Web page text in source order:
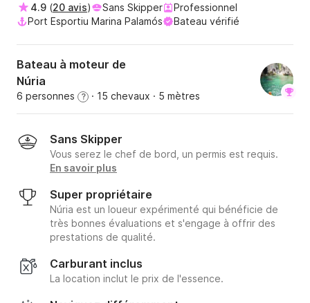
4.9 (20 avis) Sans Skipper
Professionnel
Port Esportiu Marina Palamós
Bateau vérifié
Bateau à moteur de
Núria
6 personnes ? · 15 chevaux · 5 mètres
Sans Skipper
Vous serez le chef de bord, un permis est requis.
En savoir plus
Super propriétaire
Núria est un loueur expérimenté qui bénéficie de
très bonnes évaluations et s'engage à offrir des
prestations de qualité.
Carburant inclus
La location inclut le prix de l'essence.